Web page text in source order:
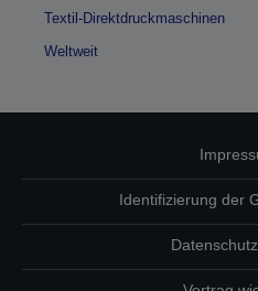
Textil-Direktdruckmaschinen
Weltweit
Identifizierung der